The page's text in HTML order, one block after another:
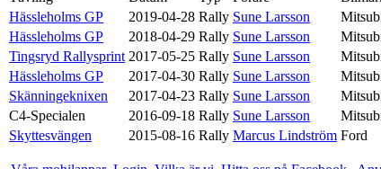
Hässleholms GP
2019-04-28 Rally Sune Larsson
Hässleholms GP
2018-04-29 Rally Sune Larsson
Tingsryd Rallysprint 2017-05-25 Rally Sune Larsson
Hässleholms GP
2017-04-30 Rally Sune Larsson
Skänningeknixen
2017-04-23 Rally Sune Larsson
C4-Specialen
2016-09-18 Rally Sune Larsson
Skyttesvängen
2015-08-16 Rally Marcus Lindström Ford